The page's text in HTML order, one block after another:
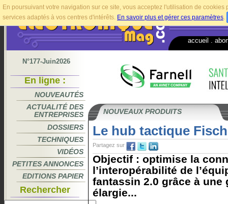
En poursuivant votre navigation sur ce site, vous acceptez l'utilisation de
services adaptés à vos centres d'intérêts. En savoir plus et gérer ces paramètres.
accueil
N°177-Juin2026
En ligne :
NOUVEAUTÉS
ACTUALITÉ DES
ENTREPRISES
DOSSIERS
TECHNIQUES
VIDÉOS
PETITES ANNONCES
EDITIONS PAPIER
Rechercher
NOUVEAUX PRODUITS
Le hub tactique
Partagez sur
Objectif : optimise la
l’interopérabilité de
fantassin 2.0 grâce à une
élargie...